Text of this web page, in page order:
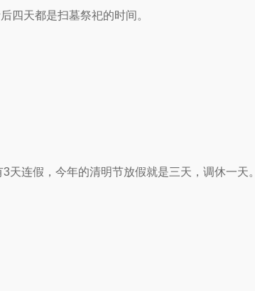
四天都是扫墓祭祀的时间。
连假，今年的清明节放假就是三天，调休一天。